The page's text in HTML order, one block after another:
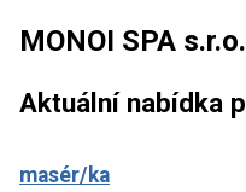
MONOI SPA s.r.o.
Aktuální nabídka
masér/ka